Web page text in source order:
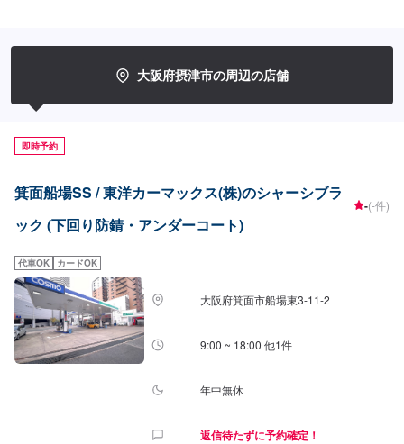
大阪府摂津市の周辺の店舗
即時予約
箕面船場SS / 東洋カーマックス(株)のシャーシブラ
ック (下回り防錆・アンダーコート)
-(-件)
代車OK カードOK
大阪府箕面市船場東3-11-2
9:00 ~ 18:00 他1件
年中無休
返信待たずに予約確定！